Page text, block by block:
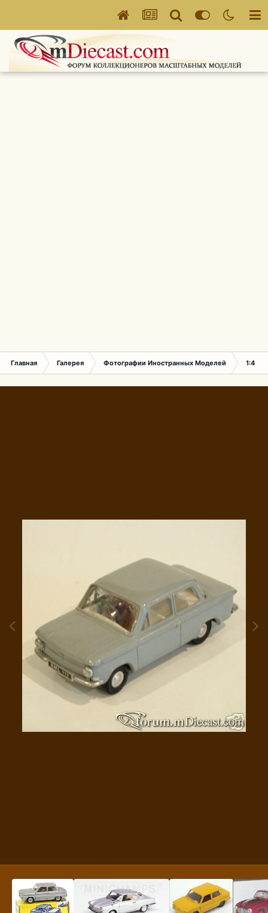
Главная Галерея Фотографии Иностранных Моделей 1:43